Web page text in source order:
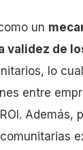
un
validez de
lo
entre
Además,